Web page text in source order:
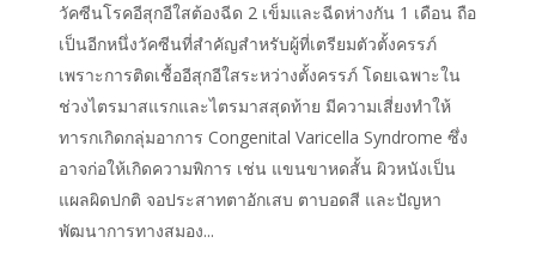
วัคซีนโรคอีสุกอีใสต้องฉีด 2 เข็มและฉีดห่างกัน 1 เดือน ถือ
เป็นอีกหนึ่งวัคซีนที่สำคัญสำหรับผู้ที่เตรียมตัวตั้งครรภ์
เพราะการติดเชื้ออีสุกอีใสระหว่างตั้งครรภ์ โดยเฉพาะใน
ช่วงไตรมาสแรกและไตรมาสสุดท้าย มีความเสี่ยงทำให้
ทารกเกิดกลุ่มอาการ Congenital Varicella Syndrome ซึ่ง
อาจก่อให้เกิดความพิการ เช่น แขนขาหดสั้น ผิวหนังเป็น
แผลผิดปกติ จอประสาทตาอักเสบ ตาบอดสี และปัญหา
พัฒนาการทางสมอง...